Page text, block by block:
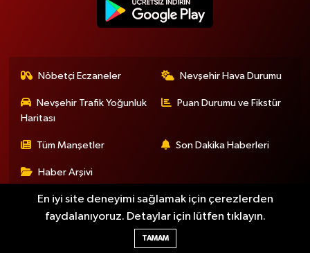
Nöbetçi Eczaneler Nevşehir Hava Durumu
Nevşehir Trafik Yoğunluk
Haritası
Puan Durumu ve Fikstür
Tüm Manşetler Son Dakika Haberleri
Haber Arşivi
Haber Yazılımı:
En iyi site deneyimi sağlamak için çerezlerden
faydalanıyoruz. Detaylar için lütfen tıklayın.
TAMAM